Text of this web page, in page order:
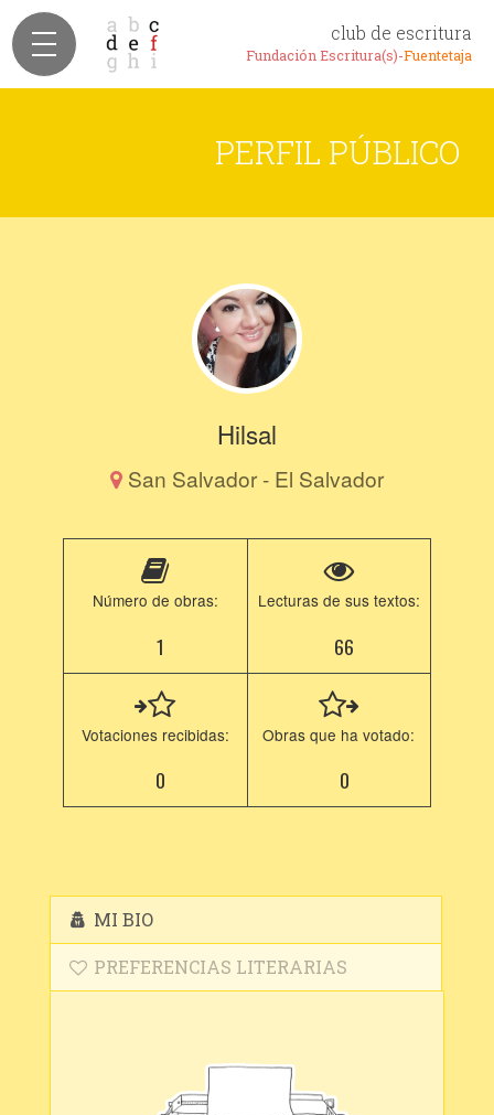
club de escritura
Fundación Escritura(s)-Fuentetaja
PERFIL PÚBLICO
Hilsal
San Salvador - El Salvador
Número de obras:
1
Lecturas de sus textos:
66
Votaciones recibidas:
0
Obras que ha votado:
0
MI BIO
PREFERENCIAS LITERARIAS